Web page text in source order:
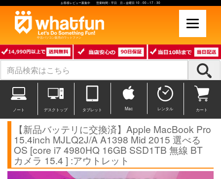
お客様レビュー募集中 営業時間：平日 月～金曜日 10：00～17：30
中古パソコン販売のワットファン
ノート デスクトップ タブレット Mac レンタル カート
【新品バッテリに交換済】Apple MacBook Pro
15.4inch MJLQ2J/A A1398 Mid 2015 選べる
OS [core i7 4980HQ 16GB SSD1TB 無線 BT
カメラ 15.4 ] :アウトレット